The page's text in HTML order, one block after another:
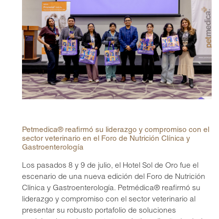
Petmedica® reafirmó su liderazgo y compromiso con el
sector veterinario en el Foro de Nutrición Clínica y
Gastroenterología
Los pasados 8 y 9 de julio, el Hotel Sol de Oro fue el
escenario de una nueva edición del Foro de Nutrición
Clínica y Gastroenterología. Petmédica® reafirmó su
liderazgo y compromiso con el sector veterinario al
presentar su robusto portafolio de soluciones